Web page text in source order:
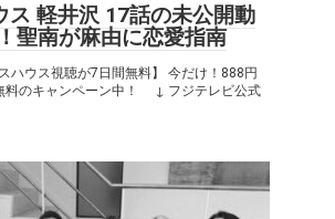
ス 軽井沢 17話の未公開動
聖南が麻由に恋愛指南
ハウス視聴が7日間無料】 今だけ！888円
料のキャンペーン中！ ↓ フジテレビ公式